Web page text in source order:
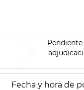
Pendiente
Fecha y hora de